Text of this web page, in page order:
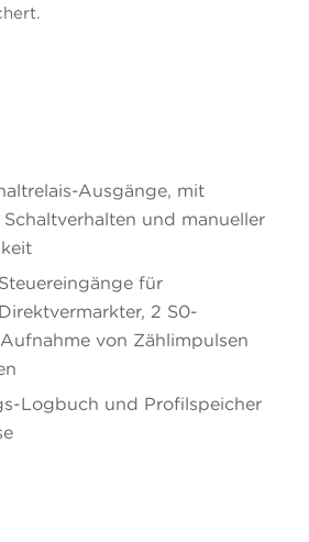
Ausgänge, mit
und manueller
für
2 S0-
von Zählimpulsen
Logbuch und Profilspeicher